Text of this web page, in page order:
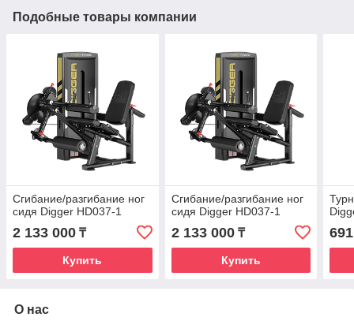
Подобные товары компании
Сгибание/разгибание ног
сидя Digger HD037-1
2 133 000 ₸
Купить
Сгибание/разгибание ног
сидя Digger HD037-1
2 133 000₸
Купить
О нас